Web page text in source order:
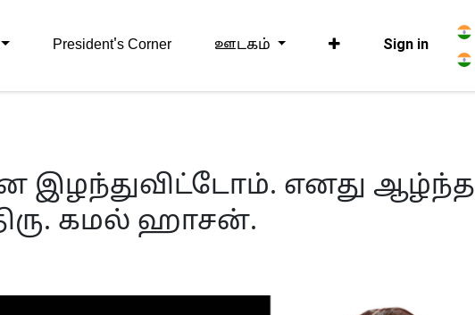
President's Corner ஊடகம் Sign in
எனது ஆழ்ந்த
கமல் ஹாசன்.